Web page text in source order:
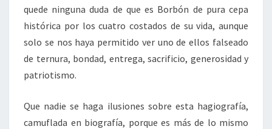
quede ninguna duda de que es Borbón de pura cepa
histórica por los cuatro costados de su vida, aunque
solo se nos haya permitido ver uno de ellos falseado
de ternura, bondad, entrega, sacrificio, generosidad y
patriotismo.
Que nadie se haga ilusiones sobre esta hagiografía,
camuflada en biografía, porque es más de lo mismo